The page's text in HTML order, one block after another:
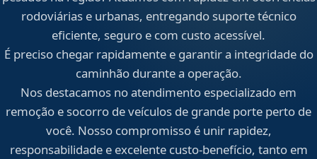
rodoviárias e urbanas, entregando suporte técnico
eficiente, seguro e com custo acessível.
É preciso chegar rapidamente e garantir a integridade do
caminhão durante a operação.
Nos destacamos no atendimento especializado em
remoção e socorro de veículos de grande porte perto de
você. Nosso compromisso é unir rapidez,
responsabilidade e excelente custo-benefício, tanto em